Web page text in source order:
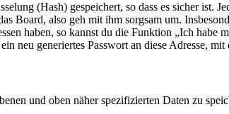
(Hash) gespeichert, so dass es sicher ist.
Board, also geh mit ihm sorgsam um.
haben, so kannst du die Funktion „Ich
neu generiertes Passwort an diese Adresse,
und oben näher spezifizierten Daten zu